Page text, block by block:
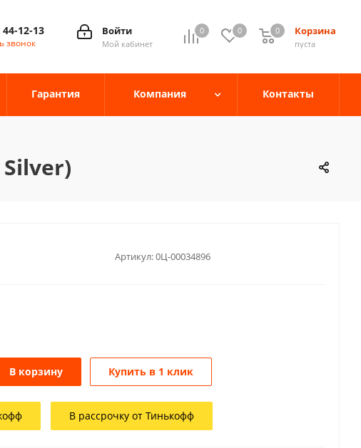
0 0 Корзина
0
пуста
0
Войти
Мой кабинет
44-12-13
звонок
Гарантия Компания Контакты
Артикул:0Ц-00034896
В корзину Купить в 1 клик
В рассрочку от Тинькофф